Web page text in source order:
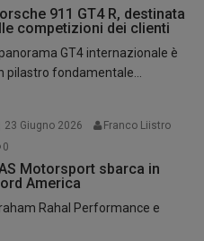
911 GT4 R, destinata
competizioni dei clienti
panorama GT4 internazionale è
pilastro fondamentale...
23 Giugno 2026
Franco Liistro
0
Motorsport sbarca in
America
Rahal Performance e